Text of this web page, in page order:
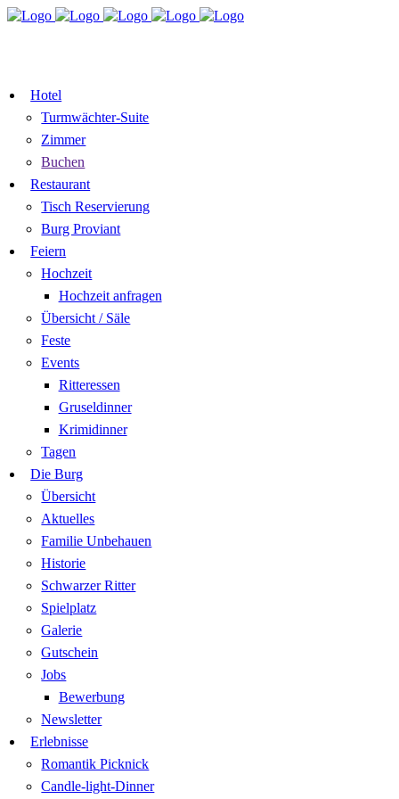
Hotel
Turmwächter-Suite
Zimmer
Buchen
Restaurant
Tisch Reservierung
Burg Proviant
Feiern
Hochzeit
Hochzeit anfragen
Übersicht / Säle
Feste
Events
Ritteressen
Gruseldinner
Krimidinner
Tagen
Die Burg
Übersicht
Aktuelles
Familie Unbehauen
Historie
Schwarzer Ritter
Spielplatz
Galerie
Gutschein
Jobs
Bewerbung
Newsletter
Erlebnisse
Romantik Picknick
Candle-light-Dinner